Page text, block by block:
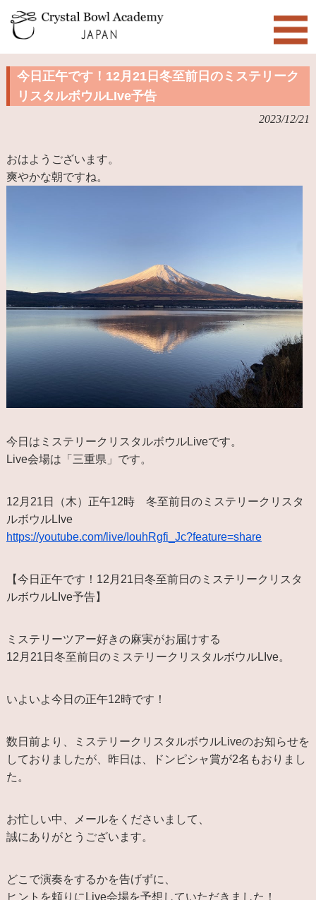
今日正午です！12月21日冬至前日のミステリーク
リスタルボウルLIve予告
2023/12/21
おはようございます。
爽やかな朝ですね。
今日はミステリークリスタルボウルLiveです。
Live会場は「三重県」です。
12月21日（木）正午12時 冬至前日のミステリークリスタ
ルボウルLIve
https://youtube.com/live/IouhRgfi_Jc?feature=share
【今日正午です！12月21日冬至前日のミステリークリスタ
ルボウルLIve予告】
ミステリーツアー好きの麻実がお届けする
12月21日冬至前日のミステリークリスタルボウルLIve。
いよいよ今日の正午12時です！
数日前より、ミステリークリスタルボウルLiveのお知らせを
しておりましたが、昨日は、ドンピシャ賞が2名もおりまし
た。
お忙しい中、メールをくださいまして、
誠にありがとうございます。
どこで演奏をするかを告げずに、
ヒントを頼りにLive会場を予想していただきました！